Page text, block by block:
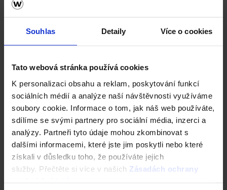
Souhlas Detaily Více o cookies
Tato webová stránka používá cookies
K personalizaci obsahu a reklam, poskytování funkcí
sociálních médií a analýze naší návštěvnosti využíváme
soubory cookie. Informace o tom, jak náš web používáte,
sdílíme se svými partnery pro sociální média, inzerci a
analýzy. Partneři tyto údaje mohou zkombinovat s
dalšími informacemi, které jste jim poskytli nebo které
získali v důsledku toho, že používáte jejich
služby. Přečtěte si více v našich Zásadách ochrany
Typový projekt ZINA 1.01